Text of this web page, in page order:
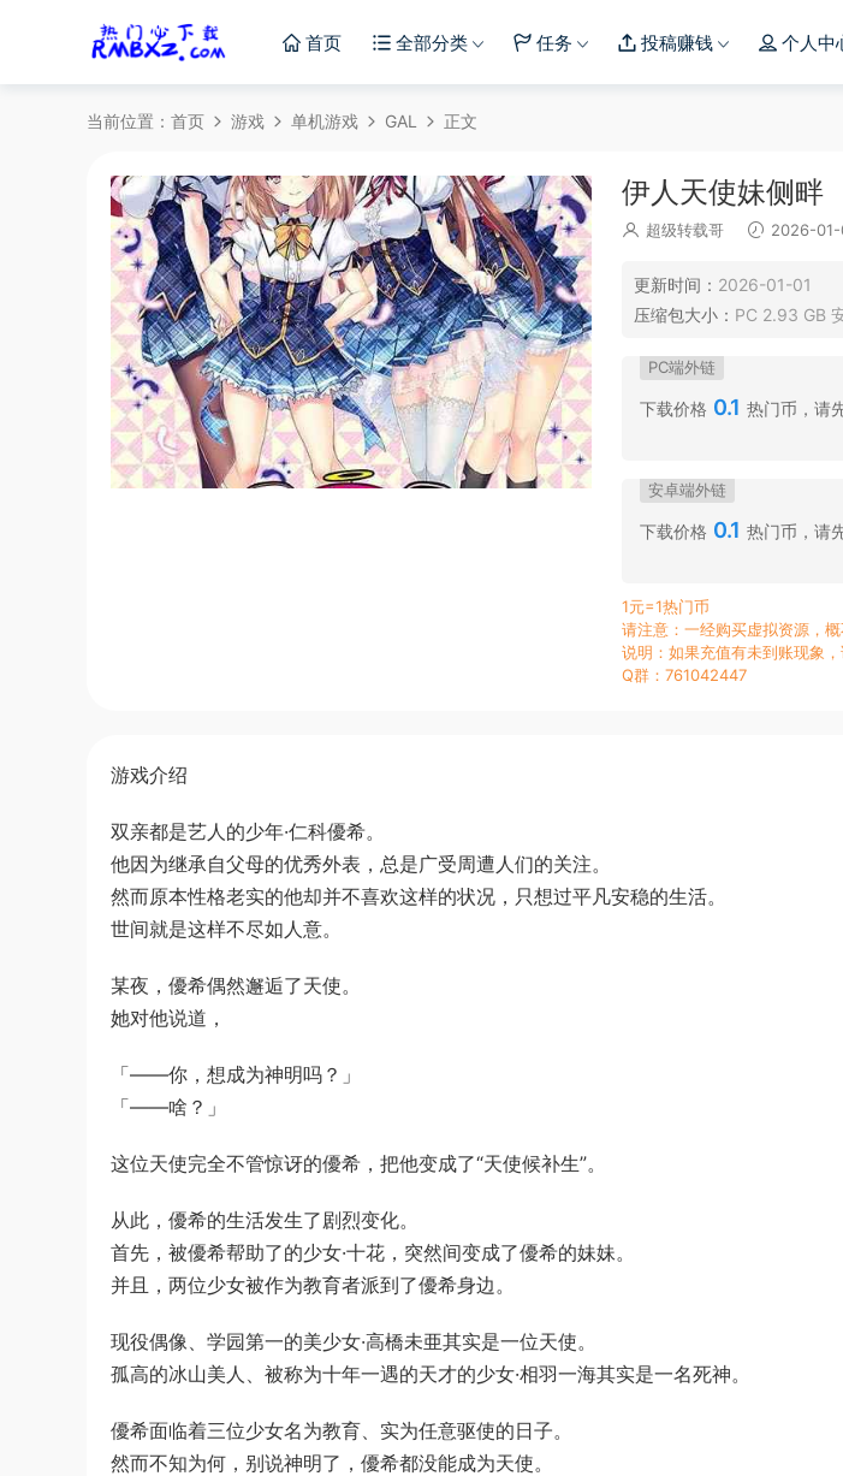
首页 全部分类 任务 投稿赚钱 个人中
当前位置： 首页 游戏 单机游戏 GAL 正文
伊人天使妹侧畔
超级转载哥 2026-01-
更新时间： 2026-01-01
压缩包大小： PC 2.93 GB
PC端外链
下载价格 0.1 热门币，请
安卓端外链
下载价格 0.1 热门币，请
1元=1热门币
请注意：一经购买虚拟资源，概
说明：如果充值有未到账现象
Q群：761042447
游戏介绍
双亲都是艺人的少年·仁科優希。
他因为继承自父母的优秀外表，总是广受周遭人们的关注。
然而原本性格老实的他却并不喜欢这样的状况，只想过平凡安稳的生活。
世间就是这样不尽如人意。
某夜，優希偶然邂逅了天使。
她对他说道，
「——你，想成为神明吗？」
「——啥？」
这位天使完全不管惊讶的優希，把他变成了“天使候补生”。
从此，優希的生活发生了剧烈变化。
首先，被優希帮助了的少女·十花，突然间变成了優希的妹妹。
并且，两位少女被作为教育者派到了優希身边。
现役偶像、学园第一的美少女·高橋未亜其实是一位天使。
孤高的冰山美人、被称为十年一遇的天才的少女·相羽一海其实是一名死神。
優希面临着三位少女名为教育、实为任意驱使的日子。
然而不知为何，别说神明了，優希都没能成为天使。